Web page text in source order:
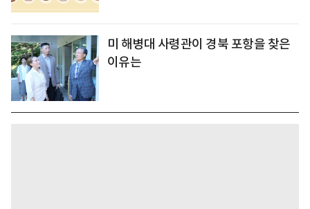
미 해병대 사령관이 경북 포항을 찾은
이유는